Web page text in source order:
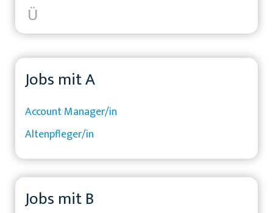
Ü
Jobs mit A
Account Manager/in
Altenpfleger/in
Jobs mit B